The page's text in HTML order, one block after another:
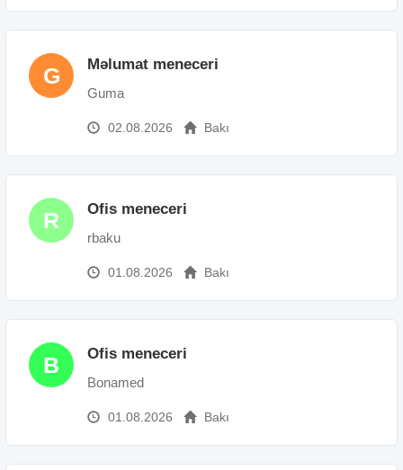
G Məlumat meneceri
Guma
02.08.2026 Bakı
R Ofis meneceri
rbaku
01.08.2026 Bakı
B Ofis meneceri
Bonamed
01.08.2026 Bakı